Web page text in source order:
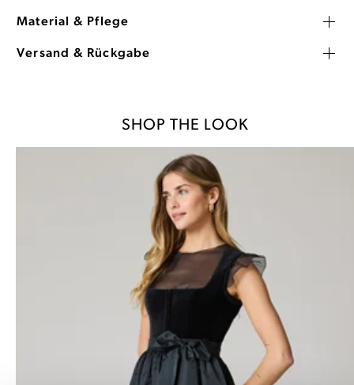
Material & Pflege
Versand & Rückgabe
SHOP THE LOOK